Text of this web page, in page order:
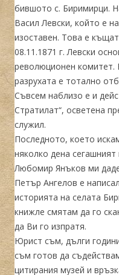
бившото с. Биримирци.
Васил Левски, който е
изоставен. Това е
08.11.1871 г. Левски
революционен комитет.
разрухата е тотално
Съвсем наблизо е и
Стратилат“, осветена
служил.
Последното, което
няколко дена
Любомир Янъков ми
Петър Ангелов е
историята на селата
книжле смятам да го
да Ви го изпратя.
Юрист съм, дълги
съм готов да
цитирания музей и